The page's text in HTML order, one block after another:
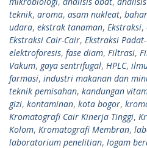
teknik, aroma, asam nukleat,
udara, ekstrak tanaman, Ekstraksi,
Ekstraksi Cair-Cair, Ekstraksi
elektroforesis, fase diam, Filtrasi,
Vakum, gaya sentrifugal, HPLC,
farmasi, industri makanan dan
teknik pemisahan, kandungan
gizi, kontaminan, kota bogor,
Kromatografi Cair Kinerja Tinggi,
Kolom, Kromatografi Membran,
laboratorium penelitian, logam